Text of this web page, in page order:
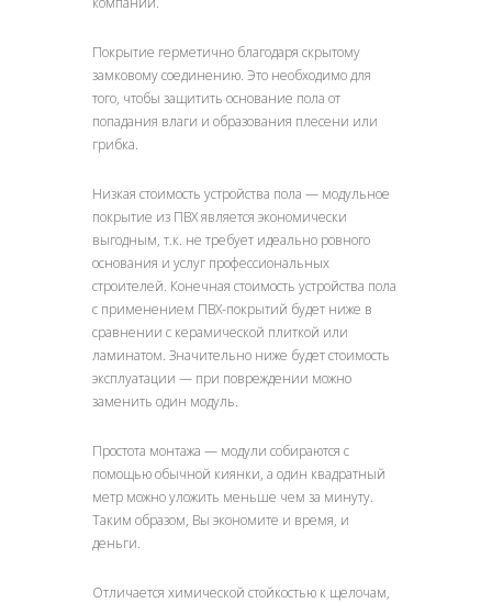
Покрытие герметично благодаря скрытому
замковому соединению. Это необходимо для
того, чтобы защитить основание пола от
попадания влаги и образования плесени или
грибка.
Низкая стоимость устройства пола — модульное
покрытие из ПВХ является экономически
выгодным, т.к. не требует идеально ровного
основания и услуг профессиональных
строителей. Конечная стоимость устройства пола
с применением ПВХ-покрытий будет ниже в
сравнении с керамической плиткой или
ламинатом. Значительно ниже будет стоимость
эксплуатации — при повреждении можно
заменить один модуль.
Простота монтажа — модули собираются с
помощью обычной киянки, а один квадратный
метр можно уложить меньше чем за минуту.
Таким образом, Вы экономите и время, и
деньги.
Отличается химической стойкостью к щелочам,